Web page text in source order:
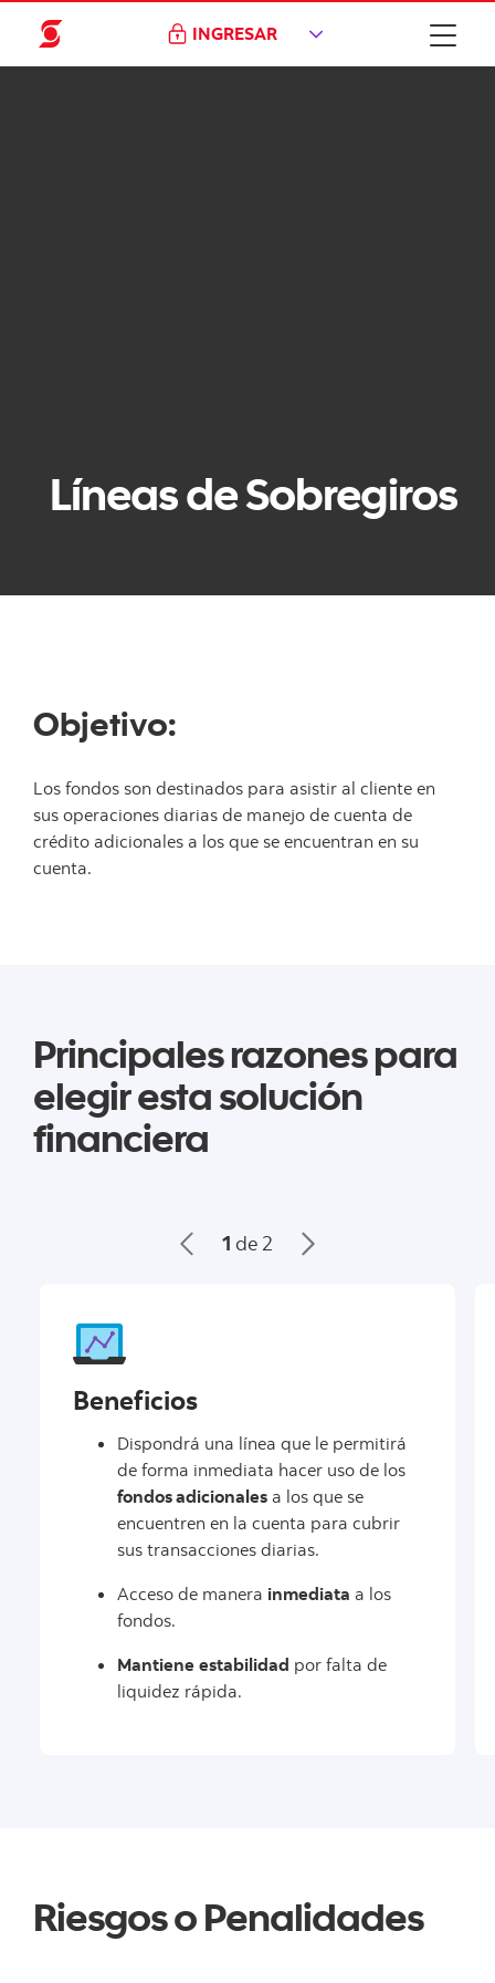
INGRESAR
Líneas de Sobregiros
Objetivo:
Los fondos son destinados para asistir al cliente en
sus operaciones diarias de manejo de cuenta de
crédito adicionales a los que se encuentran en su
cuenta.
Principales razones para
elegir esta solución
financiera
1 de 2
Beneficios
Dispondrá una línea que le permitirá
de forma inmediata hacer uso de los
fondos adicionales a los que se
encuentren en la cuenta para cubrir
sus transacciones diarias.
Acceso de manera inmediata a los
fondos.
Mantiene estabilidad por falta de
liquidez rápida.
Riesgos o Penalidades